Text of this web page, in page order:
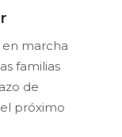
en marcha
familias
de
próximo